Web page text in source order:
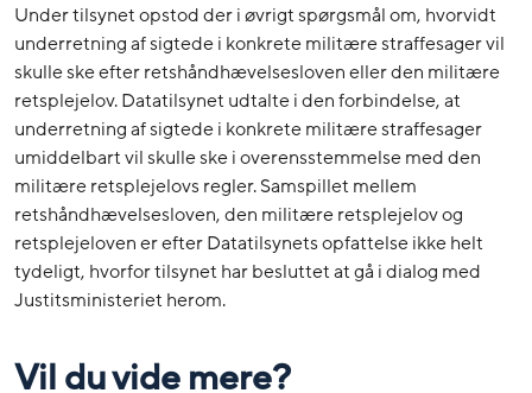
Under tilsynet opstod der i øvrigt spørgsmål om, hvorvidt
underretning af sigtede i konkrete militære straffesager vil
skulle ske efter retshåndhævelsesloven eller den militære
retsplejelov. Datatilsynet udtalte i den forbindelse, at
underretning af sigtede i konkrete militære straffesager
umiddelbart vil skulle ske i overensstemmelse med den
militære retsplejelovs regler. Samspillet mellem
retshåndhævelsesloven, den militære retsplejelov og
retsplejeloven er efter Datatilsynets opfattelse ikke helt
tydeligt, hvorfor tilsynet har besluttet at gå i dialog med
Justitsministeriet herom.
Vil du vide mere?